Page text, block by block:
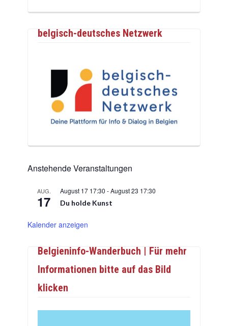
belgisch-deutsches Netzwerk
Anstehende Veranstaltungen
AUG.
17
August 17 17:30 -August 23 17:30
Du holde Kunst
Kalender anzeigen
Belgieninfo-Wanderbuch | Für mehr
Informationen bitte auf das Bild
klicken